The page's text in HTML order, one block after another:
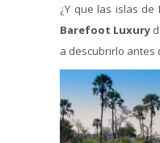
¿Y que las islas
Barefoot Luxury
a descubrirlo antes